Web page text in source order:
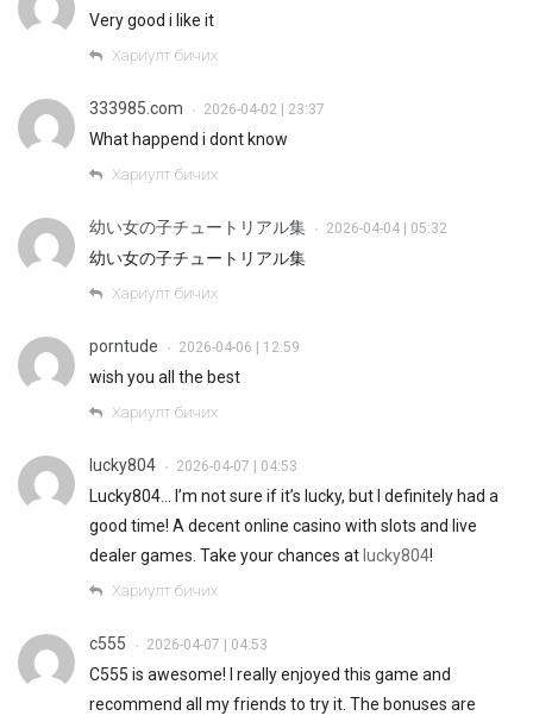
Very good i like it
Хариулт бичих
333985.com • 2026-04-02 | 23:37
What happend i dont know
Хариулт бичих
幼い女の子チュートリアル集 • 2026-04-04 | 05:32
幼い女の子チュートリアル集
Хариулт бичих
porntude • 2026-04-06 | 12:59
wish you all the best
Хариулт бичих
lucky804 • 2026-04-07 | 04:53
Lucky804… I’m not sure if it’s lucky, but I definitely had a
good time! A decent online casino with slots and live
dealer games. Take your chances at lucky804!
Хариулт бичих
c555 • 2026-04-07 | 04:53
C555 is awesome! I really enjoyed this game and
recommend all my friends to try it. The bonuses are